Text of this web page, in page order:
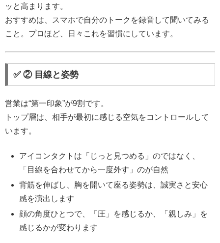
ッと高まります。
おすすめは、スマホで自分のトークを録音して聞いてみる
こと。プロほど、日々これを習慣にしています。
✅ ② 目線と姿勢
営業は“第一印象”が9割です。
トップ層は、相手が最初に感じる空気をコントロールして
います。
アイコンタクトは「じっと見つめる」のではなく、
「目線を合わせてから一度外す」のが自然
背筋を伸ばし、胸を開いて座る姿勢は、誠実さと安心
感を演出します
顔の角度ひとつで、「圧」を感じるか、「親しみ」を
感じるかが変わります